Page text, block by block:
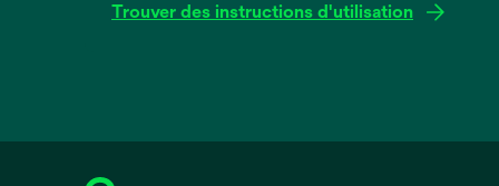
Trouver des instructions d'utilisation
nouvel